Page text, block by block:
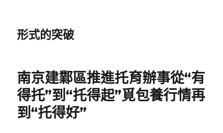
形式的突破
南京建鄴區推進托育辦事從“有
得托”到“托得起”覓包養行情再
到“托得好”